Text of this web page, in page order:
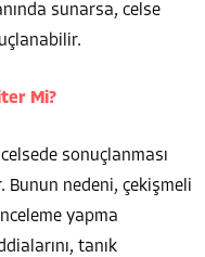
sunarsa, celse
Mi?
sonuçlanması
nedeni, çekişmeli
yapma
tanık